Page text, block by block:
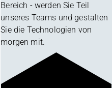
Bereich - werden Sie Teil
unseres Teams und gestalten
Sie die Technologien von
morgen mit.